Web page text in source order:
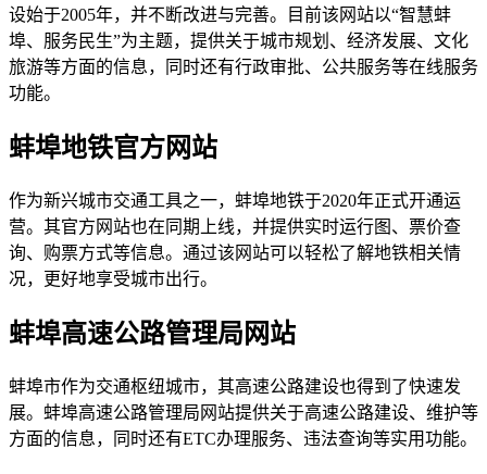
设始于2005年，并不断改进与完善。目前该网站以“智慧蚌
埠、服务民生”为主题，提供关于城市规划、经济发展、文化
旅游等方面的信息，同时还有行政审批、公共服务等在线服务
功能。
蚌埠地铁官方网站
作为新兴城市交通工具之一，蚌埠地铁于2020年正式开通运
营。其官方网站也在同期上线，并提供实时运行图、票价查
询、购票方式等信息。通过该网站可以轻松了解地铁相关情
况，更好地享受城市出行。
蚌埠高速公路管理局网站
蚌埠市作为交通枢纽城市，其高速公路建设也得到了快速发
展。蚌埠高速公路管理局网站提供关于高速公路建设、维护等
方面的信息，同时还有ETC办理服务、违法查询等实用功能。